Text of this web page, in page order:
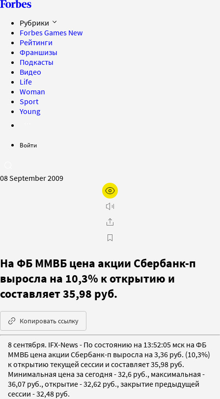
Рубрики
Forbes Games New
Рейтинги
Франшизы
Подкасты
Видео
Life
Woman
Sport
Young
Войти
08 September 2009
На ФБ ММВБ цена акции Сбербанк-п
выросла на 10,3% к открытию и
составляет 35,98 руб.
Копировать ссылку
8 сентября. IFX-News - По состоянию на 13:52:05 мск на ФБ
ММВБ цена акции Сбербанк-п выросла на 3,36 руб. (10,3%)
к открытию текущей сессии и составляет 35,98 руб.
Минимальная цена за сегодня - 32,6 руб., максимальная -
36,07 руб., открытие - 32,62 руб., закрытие предыдущей
сессии - 32,48 руб.